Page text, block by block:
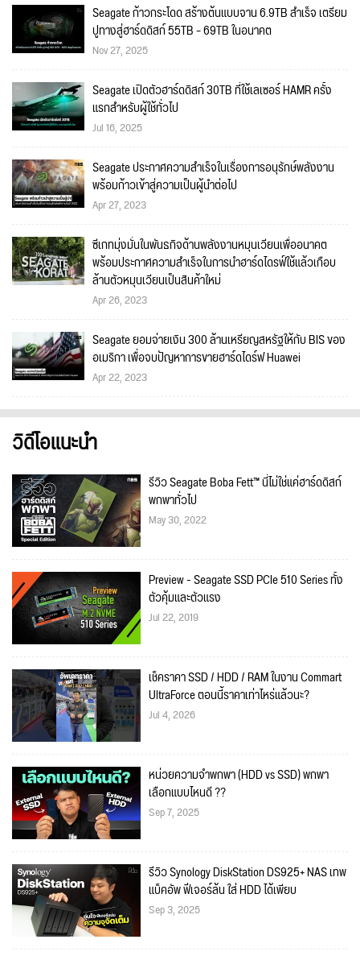
Seagate ก้าวกระโดด สร้างต้นแบบจาน 6.9TB สำเร็จ เตรียม
ปูทางสู่ฮาร์ดดิสก์ 55TB – 69TB ในอนาคต
Nov 27, 2025
Seagate เปิดตัวฮาร์ดดิสก์ 30TB ที่ใช้เลเซอร์ HAMR ครั้ง
แรกสำหรับผู้ใช้ทั่วไป
Jul 16, 2025
Seagate ประกาศความสำเร็จในเรื่องการอนุรักษ์พลังงาน
พร้อมก้าวเข้าสู่ความเป็นผู้นำต่อไป
Apr 27, 2023
ซีเกทมุ่งมั่นในพันธกิจด้านพลังงานหมุนเวียนเพื่ออนาคต
พร้อมประกาศความสำเร็จในการนำฮาร์ดไดรฟ์ใช้แล้วเกือบ
ล้านตัวหมุนเวียนเป็นสินค้าใหม่
Apr 26, 2023
Seagate ยอมจ่ายเงิน 300 ล้านเหรียญสหรัฐให้กับ BIS ของ
อเมริกา เพื่อจบปัญหาการขายฮาร์ดไดร์ฟ Huawei
Apr 22, 2023
วิดีโอแนะนำ
รีวิว Seagate Boba Fett™ นี่ไม่ใช่แค่ฮาร์ดดิสก์
พกพาทั่วไป
May 30, 2022
Preview - Seagate SSD PCIe 510 Series ทั้ง
ตัวคุ้มและตัวแรง
Jul 22, 2019
เช็คราคา SSD / HDD / RAM ในงาน Commart
UltraForce ตอนนี้ราคาเท่าไหร่แล้วนะ?
Jul 4, 2026
หน่วยความจำพกพา (HDD vs SSD) พกพา
เลือกแบบไหนดี ??
Sep 7, 2025
รีวิว Synology DiskStation DS925+ NAS เทพ
แบ็คอัพ ฟีเจอร์ล้น ใส่ HDD ได้เพียบ
Sep 3, 2025